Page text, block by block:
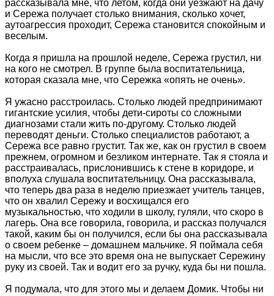
рассказывала мне, что летом, когда они уезжают на дачу
и Сережа получает столько внимания, сколько хочет,
аутоагрессия проходит, Сережа становится спокойным и
веселым.
Когда я пришла на прошлой неделе, Сережа грустил, ни
на кого не смотрел. В группе была воспитательница,
которая сказала мне, что Сережка «опять не очень».
Я ужасно расстроилась. Столько людей предпринимают
гигантские усилия, чтобы дети-сироты со сложными
диагнозами стали жить по-другому. Столько людей
переводят деньги. Столько специалистов работают, а
Сережа все равно грустит. Так же, как он грустил в своем
прежнем, огромном и безликом интернате. Так я стояла и
расстраивалась, прислонившись к стене в коридоре, и
вполуха слушала воспитательницу. Она рассказывала,
что теперь два раза в неделю приезжает учитель танцев,
что он хвалил Сережу и восхищался его
музыкальностью, что ходили в школу, гуляли, что скоро в
лагерь. Она все говорила, говорила, и рассказ получался
такой, каким бы он получился, если бы она рассказывала
о своем ребенке – домашнем мальчике. Я поймала себя
на мысли, что все это время она не выпускает Сережину
руку из своей. Так и водит его за ручку, куда бы ни пошла.
Я подумала, что для этого мы и делаем Домик. Чтобы ни